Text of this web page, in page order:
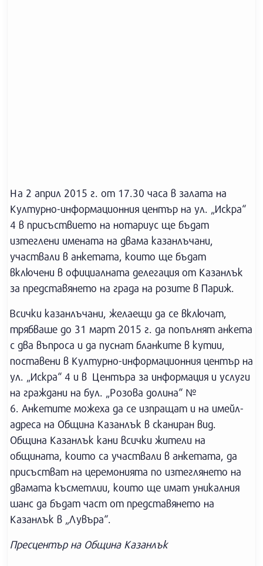
На 2 април 2015 г. от 17.30 часа в залата на
Културно-информационния център на ул. „Искра“
4 в присъствието на нотариус ще бъдат
изтеглени имената на двама казанлъчани,
участвали в анкетата, които ще бъдат
включени в официалната делегация от Казанлък
за представянето на града на розите в Париж.
Всички казанлъчани, желаещи да се включат,
трябваше до 31 март 2015 г. да попълнят анкета
с два въпроса и да пуснат бланките в кутии,
поставени в Културно-информационния център на
ул. „Искра“ 4 и в Центъра за информация и услуги
на граждани на бул. „Розова долина“ №
6. Анкетите можеха да се изпращат и на имейл-
адреса на Община Казанлък в сканиран вид.
Община Казанлък кани всички жители на
общината, които са участвали в анкетата, да
присъстват на церемонията по изтеглянето на
двамата късметлии, които ще имат уникалния
шанс да бъдат част от представянето на
Казанлък в „Лувъра“.
Пресцентър на Община Казанлък